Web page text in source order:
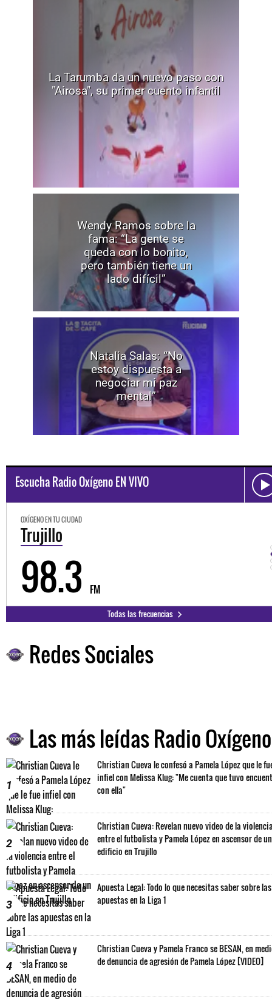
La Tarumba da un nuevo paso con
"Airosa", su primer cuento infantil
Wendy Ramos sobre la
fama: “La gente se
queda con lo bonito,
pero también tiene un
lado difícil”
Natalia Salas: “No
estoy dispuesta a
negociar mi paz
mental”
Escucha Radio Oxígeno EN VIVO
OXÍGENO EN TU CIUDAD
Trujillo
98.3 FM
Todas las frecuencias
Redes Sociales
Las más leídas Radio Oxígeno
1
Christian Cueva le confesó a Pamela López que le
infiel con Melissa Klug: "Me cuenta que tuvo
con ella"
2
Christian Cueva: Revelan nuevo video de la
entre el futbolista y Pamela López en ascensor de un
edificio en Trujillo
3
Apuesta Legal: Todo lo que necesitas saber sobre las
apuestas en la Liga 1
4
Christian Cueva y Pamela Franco se BESAN, en
de denuncia de agresión de Pamela López [VIDEO]